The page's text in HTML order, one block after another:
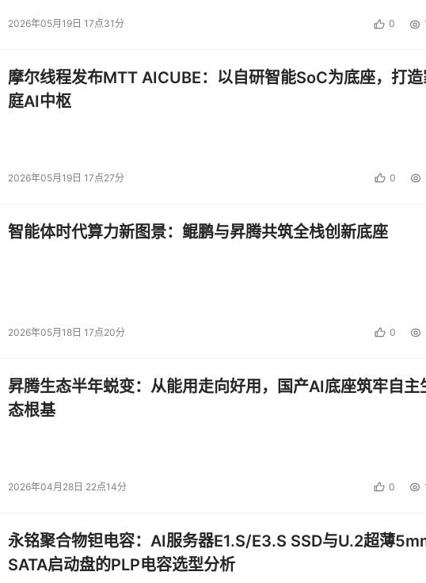
，连到所有的输入输出FA芯片和Crossbar芯片;出口FA定时或实时地向仲
过程包含三个步骤：(1)输入端口发送业务前，入口FA先要向仲裁器请求发
Queuing：虚拟输出队列)方式给到不同目的输出端口、不同优先级的
缓冲。在出口方向，也有一个缓存，用以吸收交换网过来的突发流量。因此
：组合输入输出队列)。
法复杂度很高，性能扩展性较差，系统容量大时调度器容易形成瓶颈，难
要放一个比较大的缓存，并做进一步调度，以支持粒度更细的系统级QoS。
速比，加速比通常达到1.6～2，提高加速比意味着系统能支持的有效端口容
2026年05月19日 17点31分 0
摩尔线程发布MTT AICUBE：以自研智能SoC为底座，打
庭AI中枢
2026年05月19日 17点27分 0
智能体时代算力新图景：鲲鹏与昇腾共筑全栈创新底座
2026年05月18日 17点20分 0
昇腾生态半年蜕变：从能用走向好用，国产AI底座筑牢自主
态根基
2026年04月28日 22点14分 0
永铭聚合物钽电容：AI服务器E1.S/E3.S SSD与U.2超薄
SATA启动盘的PLP电容选型分析